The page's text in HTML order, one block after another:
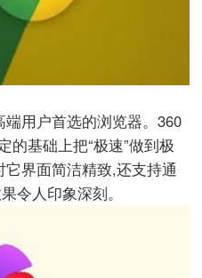
用户首选的浏览器。360
的基础上把“极速”做到极
界面简洁精致,还支持通
令人印象深刻。